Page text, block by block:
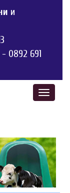
и
- 0892 691